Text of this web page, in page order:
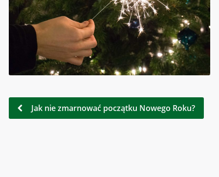
Jak nie zmarnować początku Nowego Roku?